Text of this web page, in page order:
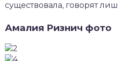
существовала, говорят
Амалия Ризнич фото